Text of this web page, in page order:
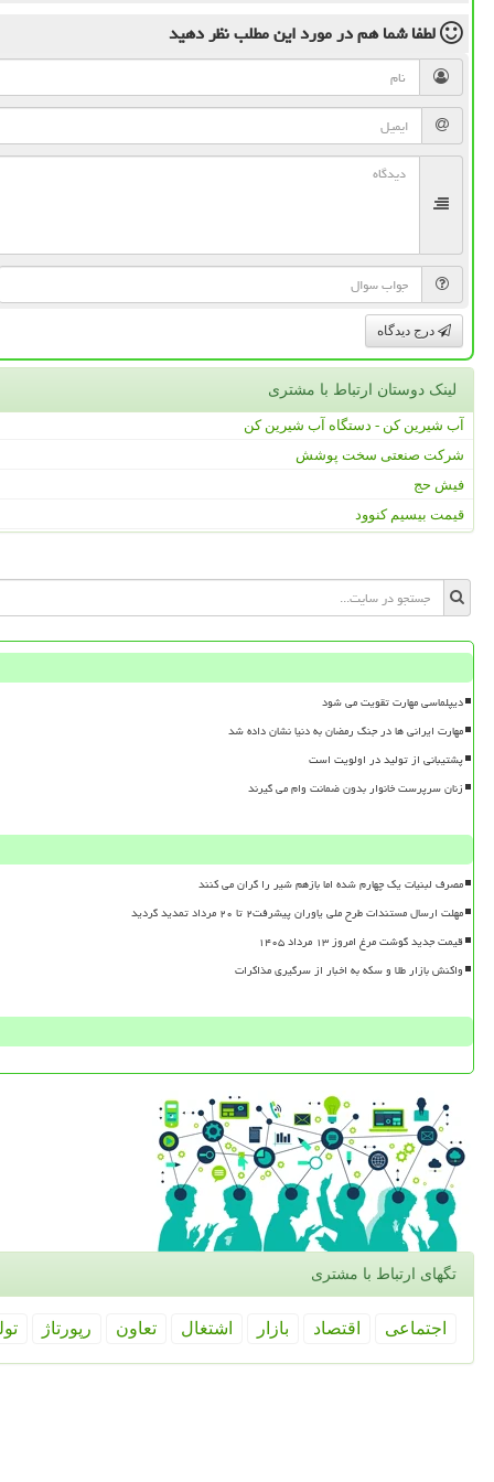
لطفا شما همدر مورد این مطلبنظر دهید
درج دیدگاه
لینک دوستان ارتباط با مشتری
آب شیرین کن - دستگاه آب شیرین کن
شرکت صنعتی سخت پوشش
فیش حج
قیمت بیسیم کنوود
دیپلماسی مهارت تقویت می شود
مهارت ایرانی ها در جنگ رمضان به دنیا نشان داده شد
پشتیبانی از تولید در اولویت است
زنان سرپرست خانوار بدون ضمانت وام می گیرند
مصرف لبنیات یک چهارم شده اما بازهم شیر را گران می کنند
مهلت ارسال مستندات طرح ملی یاوران پیشرفت۲ تا ۲۰ مرداد تمدید گردید
قیمت جدید گوشت مرغ امروز ۱۳ مرداد ۱۴۰۵
واکنش بازار طلا و سکه به اخبار از سرگیری مذاکرات
تگهای ارتباط با مشتری
اجتماعی اقتصاد بازار اشتغال تعاون رپورتاژ